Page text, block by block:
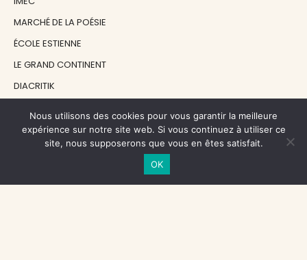
MARCHÉ DE LA POÉSIE
ÉCOLE ESTIENNE
LE GRAND CONTINENT
DIACRITIK
NOS SOUTIENS
CENTRE NATIONAL DU LIVRE
Nous utilisons des cookies pour vous garantir la meilleure
expérience sur notre site web. Si vous continuez à utiliser ce
site, nous supposerons que vous en êtes satisfait.
OK